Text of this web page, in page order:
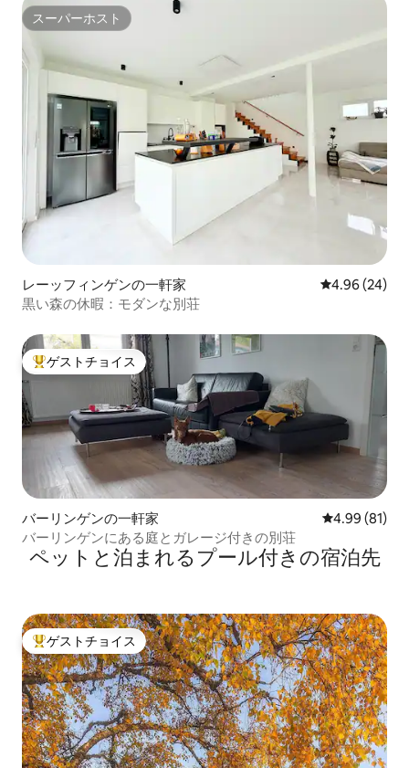
スーパーホスト
スーパーホスト
レーッフィンゲンの一軒家 レビュー24
4.96 (24)
黒い森の休暇：モダンな別荘
大好評のゲストチョイスです。
ゲストチョイス
バーリンゲンの一軒家 レビュー81
4.99 (81)
バーリンゲンにある庭とガレージ付きの別荘
ペットと泊まれるプール付きの宿泊先
大好評のゲストチョイスです。
ゲストチョイス